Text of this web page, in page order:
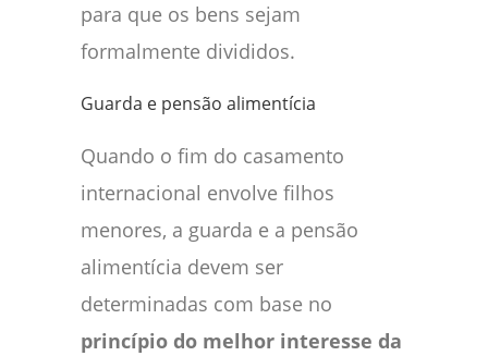
para que os bens sejam
formalmente divididos.
Guarda e pensão alimentícia
Quando o fim do casamento
internacional envolve filhos
menores, a guarda e a pensão
alimentícia devem ser
determinadas com base no
princípio do melhor interesse da